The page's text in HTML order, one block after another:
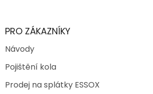
PRO ZÁKAZNÍKY
Návody
Pojištění kola
Prodej na splátky ESSOX